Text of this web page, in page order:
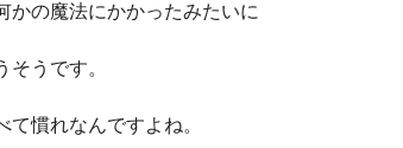
かの魔法にかかったみたいに
そうです。
慣れなんですよね。